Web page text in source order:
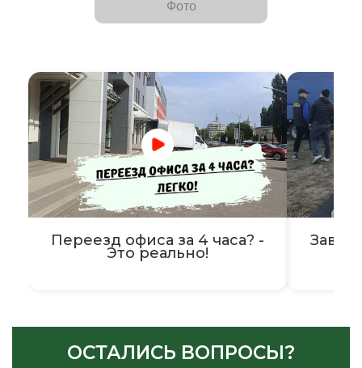
Фото
Переезд офиса за 4 часа? -
Это реально!
ОСТАЛИСЬ ВОПРОСЫ?